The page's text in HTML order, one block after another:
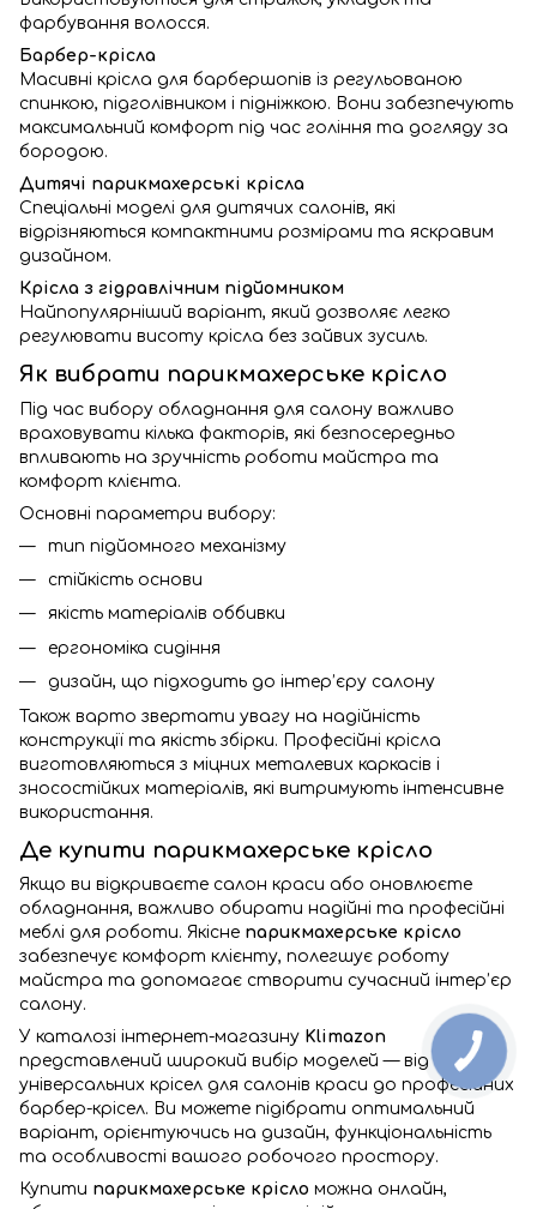
фарбування волосся.
Барбер-крісла
Масивні крісла для барбершопів із регульованою
спинкою, підголівником і підніжкою. Вони забезпечують
максимальний комфорт під час гоління та догляду за
бородою.
Дитячі парикмахерські крісла
Спеціальні моделі для дитячих салонів, які
відрізняються компактними розмірами та яскравим
дизайном.
Крісла з гідравлічним підйомником
Найпопулярніший варіант, який дозволяє легко
регулювати висоту крісла без зайвих зусиль.
Як вибрати парикмахерське крісло
Під час вибору обладнання для салону важливо
враховувати кілька факторів, які безпосередньо
впливають на зручність роботи майстра та
комфорт клієнта.
Основні параметри вибору:
тип підйомного механізму
стійкість основи
якість матеріалів оббивки
ергономіка сидіння
дизайн, що підходить до інтер’єру салону
Також варто звертати увагу на надійність
конструкції та якість збірки. Професійні крісла
виготовляються з міцних металевих каркасів і
зносостійких матеріалів, які витримують інтенсивне
використання.
Де купити парикмахерське крісло
Якщо ви відкриваєте салон краси або оновлюєте
обладнання, важливо обирати надійні та професійні
меблі для роботи. Якісне парикмахерське крісло
забезпечує комфорт клієнту, полегшує роботу
майстра та допомагає створити сучасний інтер’єр
салону.
У каталозі інтернет-магазину Klimazon
представлений широкий вибір моделей — від
універсальних крісел для салонів краси до професійних
барбер-крісел. Ви можете підібрати оптимальний
варіант, орієнтуючись на дизайн, функціональність
та особливості вашого робочого простору.
Купити парикмахерське крісло можна онлайн,